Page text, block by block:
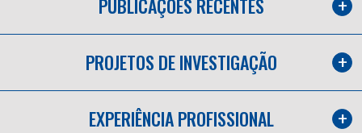
PUBLICAÇÕES RECENTES
PROJETOS DE INVESTIGAÇÃO
EXPERIÊNCIA PROFISSIONAL